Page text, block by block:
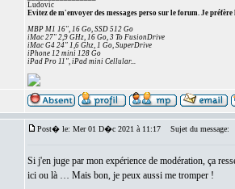
Ludovic
Evitez de m'envoyer des messages perso sur le forum. Je préfère
MBP M1 16", 16 Go, SSD 512 Go
iMac 27" 2,9 GHz, 16 Go, 3 To FusionDrive
iMac G4 24" 1,6 Ghz, 1 Go, SuperDrive
iPhone 12 mini 128 Go
iPad Pro 11", iPad mini Cellular...
Post� le: Mer 01 D�c 2021 à 11:17 Sujet du message:
Si j'en juge par mon expérience de modération, ça
ici ou là … Mais bon, je peux aussi me tromper !